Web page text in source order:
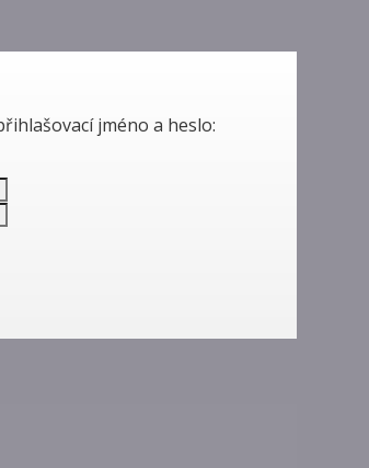
jméno a heslo: